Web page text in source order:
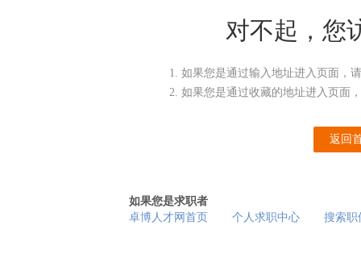
对不起，您
如果您是通过输入地址进入页面，
如果您是通过收藏的地址进入页面
返回
如果您是求职者
卓博人才网首页
个人求职中心 搜索职